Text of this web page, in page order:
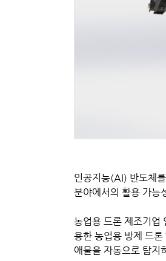
인공지능(AI) 반도체
분야에서의 활용 가능
농업용 드론 제조기업
용한 농업용 방제 드
애물을 자동으로 탐지